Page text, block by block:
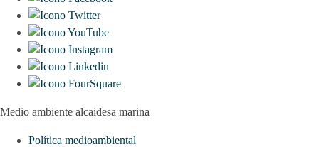
Medio ambiente alcaidesa marina
Política medioambiental